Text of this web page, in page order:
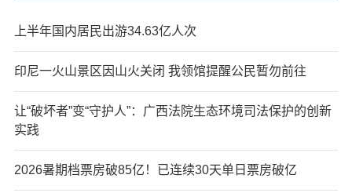
上半年国内居民出游34.63亿人次
印尼一火山景区因山火关闭 我领馆提醒公民暂勿前往
让“破坏者”变“守护人”：广西法院生态环境司法保护的创新
实践
2026暑期档票房破85亿！已连续30天单日票房破亿